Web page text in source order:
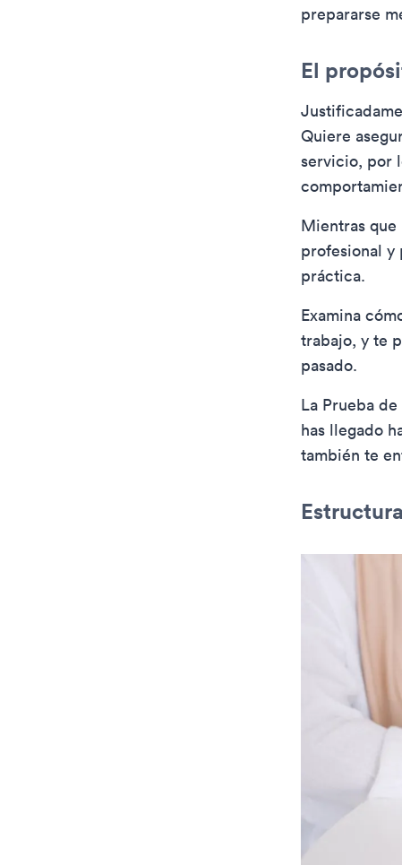
prepararse
El
Quiere
servicio, por
Mientras que
profesional y
práctica.
Examina
trabajo, y te
pasado.
La Prueba
has llegado
también te